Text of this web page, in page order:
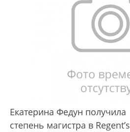
Екатерина Федун получила
степень магистра в Regent’s